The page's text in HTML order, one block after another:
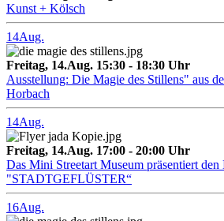
Kunst + Kölsch
14Aug.
Freitag, 14.Aug. 15:30 - 18:30 Uhr
Ausstellung: Die Magie des Stillens" aus
Horbach
14Aug.
Freitag, 14.Aug. 17:00 - 20:00 Uhr
Das Mini Streetart Museum präsentiert
"STADTGEFLÜSTER“
16Aug.